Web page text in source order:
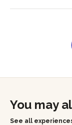
You may
See all